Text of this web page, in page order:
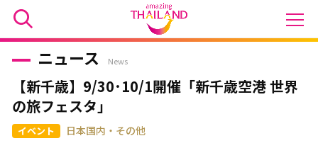
ニュース News
【新千歳】9/30･10/1開催「新千歳空港 世界
の旅フェスタ」
日本国内・その他